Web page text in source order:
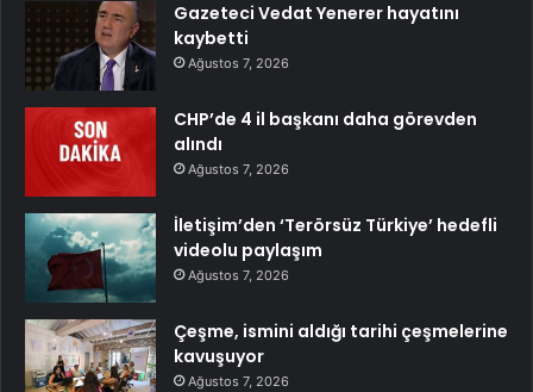
Gazeteci Vedat Yenerer hayatını
kaybetti
Ağustos 7, 2026
CHP’de 4 il başkanı daha görevden
alındı
Ağustos 7, 2026
İletişim’den ‘Terörsüz Türkiye’ hedefli
videolu paylaşım
Ağustos 7, 2026
Çeşme, ismini aldığı tarihi çeşmelerine
kavuşuyor
Ağustos 7, 2026